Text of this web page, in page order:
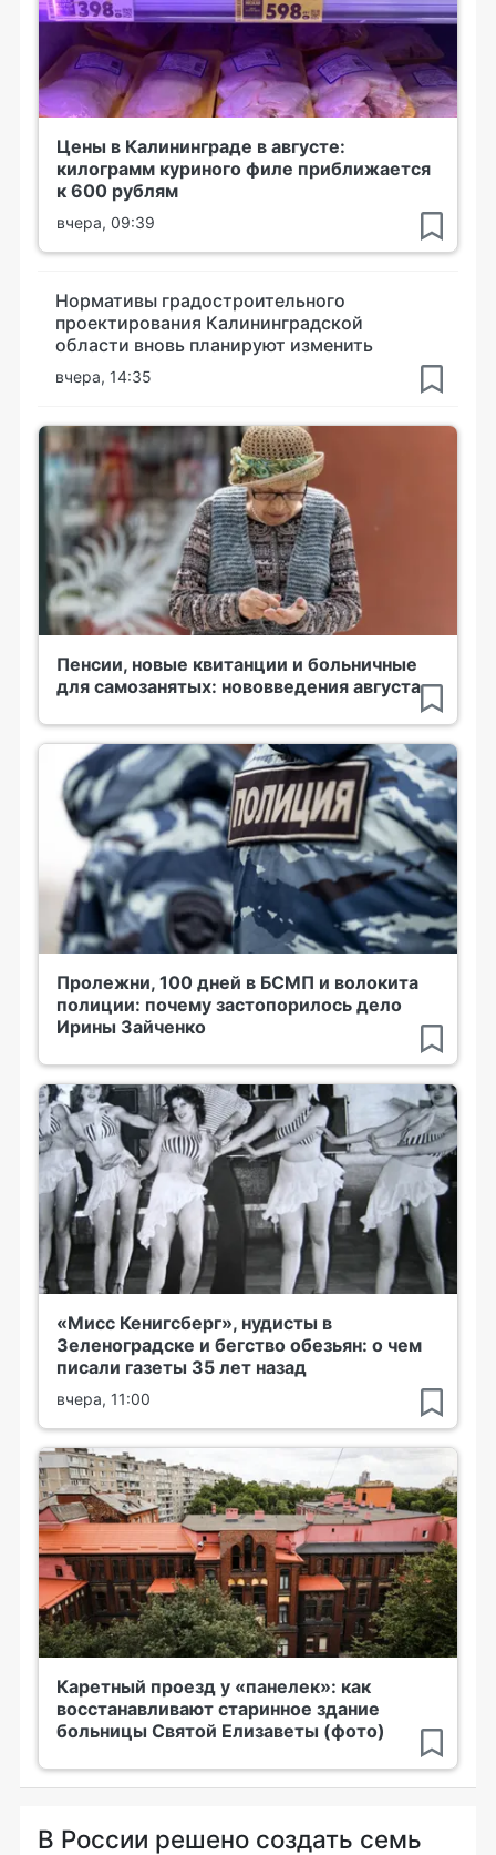
Цены в Калининграде в августе:
килограмм куриного филе приближается
к 600 рублям
вчера, 09:39
Нормативы градостроительного
проектирования Калининградской
области вновь планируют изменить
вчера, 14:35
Пенсии, новые квитанции и больничные
для самозанятых: нововведения августа
Пролежни, 100 дней в БСМП и волокита
полиции: почему застопорилось дело
Ирины Зайченко
«Мисс Кенигсберг», нудисты в
Зеленоградске и бегство обезьян: о чем
писали газеты 35 лет назад
вчера, 11:00
Каретный проезд у «панелек»: как
восстанавливают старинное здание
больницы Святой Елизаветы (фото)
В России решено создать семь